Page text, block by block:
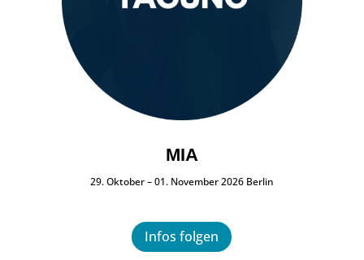
MIA
29. Oktober – 01. November 2026 Berlin
Infos folgen